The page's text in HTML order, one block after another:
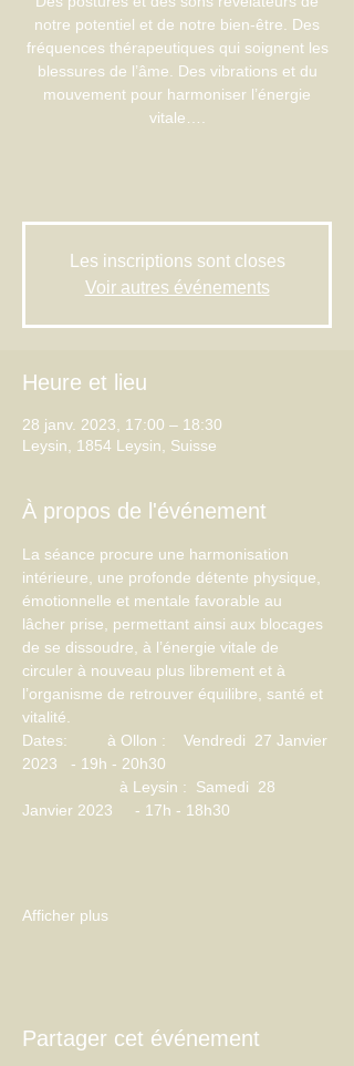
notre potentiel et de notre bien-être. Des
fréquences thérapeutiques qui soignent les
blessures de l’âme. Des vibrations et du
mouvement pour harmoniser l’énergie
vitale….
Les inscriptions sont closes
Voir autres événements
Heure et lieu
28 janv. 2023, 17:00 – 18:30
Leysin, 1854 Leysin, Suisse
À propos de l'événement
La séance procure une harmonisation
intérieure, une profonde détente physique,
émotionnelle et mentale favorable au
lâcher prise, permettant ainsi aux blocages
de se dissoudre, à l’énergie vitale de
circuler à nouveau plus librement et à
l’organisme de retrouver équilibre, santé et
vitalité.
Dates:         à Ollon :    Vendredi  27 Janvier
2023   - 19h - 20h30
à Leysin :  Samedi  28
Janvier 2023     - 17h - 18h30
Afficher plus
Partager cet événement